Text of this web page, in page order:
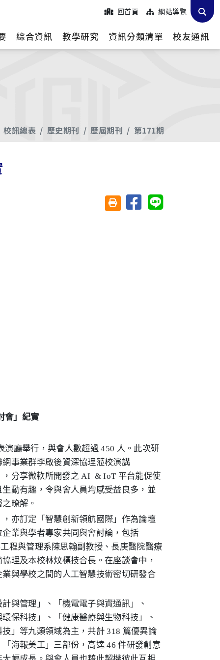
回首頁 網站導覽
綜合資訊 教學研究 資訊分類清單 校友通訊
校訊總表 歷史期刊 歷屆期刊 第171期
友善列印(另開視窗)
分享至臉書分享至 Line
會」紀實
演廳舉行，與會人數超過 450 人。此次研
事業群李啟後資深協理蒞校演講
，分享微軟所開發之 AI & IoT 平台能促使
動有趣，令與會人員均感受益良多，並
暸解。
亦訂定「智慧創新領航國際」作為論壇
業與學者專家共同與會討論，包括
程與管理系陳思翰副教授、長庚醫院醫療
理及本校林炆標技合長。在座談會中，
與學校之間的人工智慧技術密切研發合
與管理」、「機電電子與資通訊」、
保科技」、「健康醫療與生物科技」、
」等九類領域為主，共計 318 篇優異論
海報美工」三部份，高達 46 件研發創意